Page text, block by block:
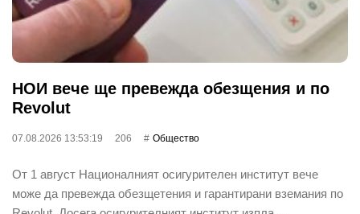
НОИ вече ще превежда обезщения и по
Revolut
07.08.2026 13:53:19 206 Общество
От 1 август Националният осигурителен институт вече
може да превежда обезщетения и гарантирани вземания по